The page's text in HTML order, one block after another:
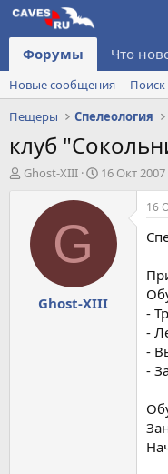
Форумы Что
Новые сообщения
Пещеры
Спелеология
клуб
А
Ghost-XIII
Д
ч
л
16 Окт 2007
G
Ghost-XIII
16
-
-
-
-